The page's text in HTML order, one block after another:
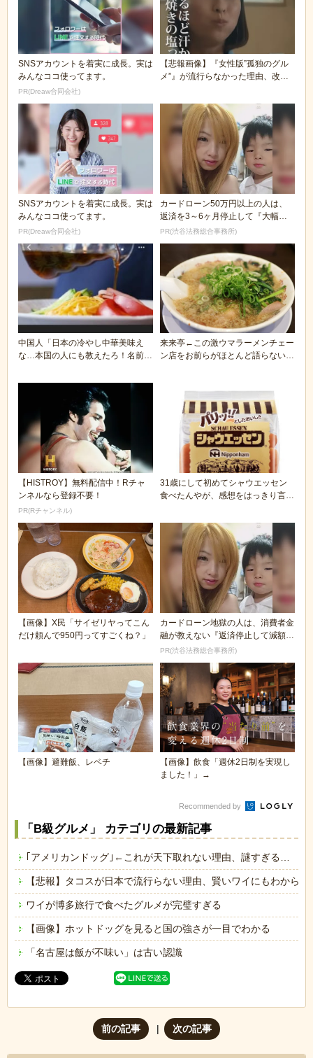
SNSアカウントを着実に成長。実は
みんなココ使ってます。
PR(Dreaw合同会社)
【悲報画像】『女性版”孤独のグル
メ”』が流行らなかった理由、改め
SNSアカウントを着実に成長。実は
みんなココ使ってます。
PR(Dreaw合同会社)
カードローン50万円以上の人は、
返済を3～6ヶ月停止して『大幅に
減額してから返済...
PR(渋谷法務総合事務所)
中国人「日本の冷やし中華美味え
な…本国の人にも教えたろ！名前
来来亭←この激ウマラーメンチェー
ン店をお前らがほとんど語らない理
【HISTROY】無料配信中！Rチャ
ンネルなら登録不要！
PR(Rチャンネル)
31歳にして初めてシャウエッセン
食べたんやが、感想をはっきり言う
【画像】X民「サイゼリヤってこん
だけ頼んで950円ってすごくね？」
カードローン地獄の人は、消費者金
融が教えない『返済停止して減額・
免除する方法』で...
PR(渋谷法務総合事務所)
【画像】避難飯、レベチ
【画像】飲食「週休2日制を実現し
ました！」→
Recommended by
「B級グルメ」 カテゴリの最新記事
｢アメリカンドッグ｣←これが天下取れない理由、謎すぎる…
【悲報】タコスが日本で流行らない理由、賢いワイにもわからな
ワイが博多旅行で食べたグルメが完璧すぎる
【画像】ホットドッグを見ると国の強さが一目でわかる
「名古屋は飯が不味い」は古い認識
前の記事 次の記事